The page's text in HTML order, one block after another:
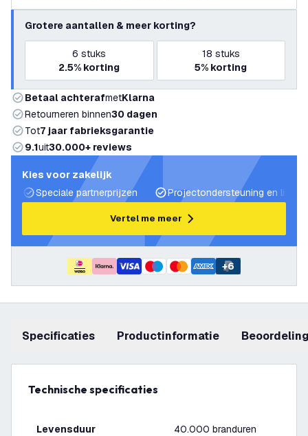
Grotere aantallen & meer korting?
6 stuks
2.5% korting
18 stuks
5% korting
Betaal achterafmetKlarna
Retourneren binnen30 dagen
Tot7 jaar fabrieksgarantie
9.1uit30.000+ reviews
Kies voor zakelijk
Speciale partnerprijzen
Projectondersteuning en
Vertel me meer
+6
Specificaties productinformatie
Technische specificaties
Levensduur 40.000 branduren